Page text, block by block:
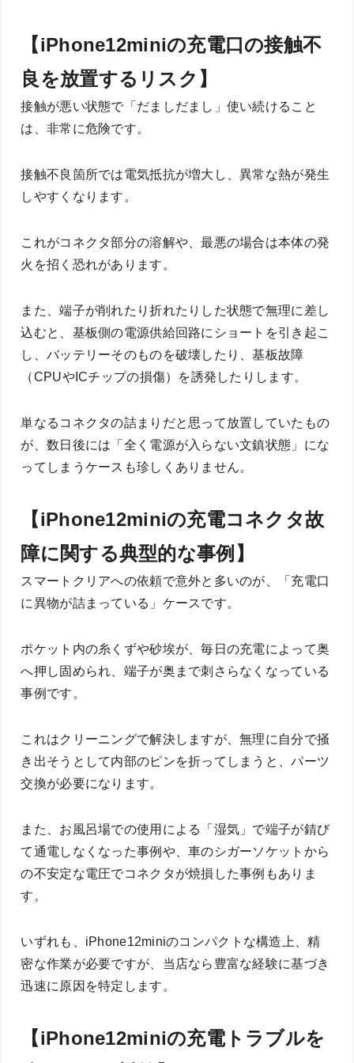
【iPhone12miniの充電口の接触不
良を放置するリスク】
接触が悪い状態で「だましだまし」使い続けること
は、非常に危険です。
接触不良箇所では電気抵抗が増大し、異常な熱が発生
しやすくなります。
これがコネクタ部分の溶解や、最悪の場合は本体の発
火を招く恐れがあります。
また、端子が削れたり折れたりした状態で無理に差し
込むと、基板側の電源供給回路にショートを引き起こ
し、バッテリーそのものを破壊したり、基板故障
（CPUやICチップの損傷）を誘発したりします。
単なるコネクタの詰まりだと思って放置していたもの
が、数日後には「全く電源が入らない文鎮状態」にな
ってしまうケースも珍しくありません。
【iPhone12miniの充電コネクタ故
障に関する典型的な事例】
スマートクリアへの依頼で意外と多いのが、「充電口
に異物が詰まっている」ケースです。
ポケット内の糸くずや砂埃が、毎日の充電によって奥
へ押し固められ、端子が奥まで刺さらなくなっている
事例です。
これはクリーニングで解決しますが、無理に自分で掻
き出そうとして内部のピンを折ってしまうと、パーツ
交換が必要になります。
また、お風呂場での使用による「湿気」で端子が錆び
て通電しなくなった事例や、車のシガーソケットから
の不安定な電圧でコネクタが焼損した事例もありま
す。
いずれも、iPhone12miniのコンパクトな構造上、精
密な作業が必要ですが、当店なら豊富な経験に基づき
迅速に原因を特定します。
【iPhone12miniの充電トラブルを